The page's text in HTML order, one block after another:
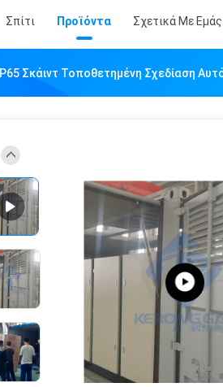
Σπίτι Προϊόντα Σχετικά Με Εμάς
IP65 Σκάιντ Τοποθετημένη Σχεδίαση